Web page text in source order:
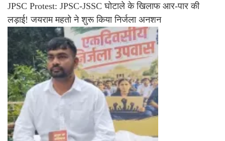
JPSC Protest: JPSC-JSSC घोटाले के खिलाफ आर-पार की
लड़ाई! जयराम महतो ने शुरू किया निर्जला अनशन